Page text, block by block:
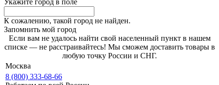
К сожалению, такой город не найден.
Запомнить мой город
Если вам не удалось найти свой населенный пункт в нашем
списке — не расстраивайтесь! Мы сможем доставить товары в
любую точку России и СНГ.
Москва
8 (800) 333-68-66